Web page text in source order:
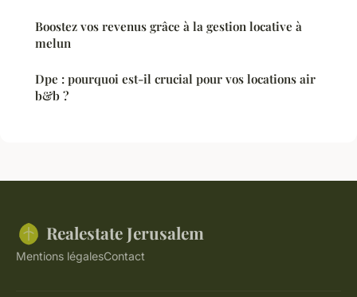
Boostez vos revenus grâce à la gestion locative à
melun
Dpe : pourquoi est-il crucial pour vos locations air
b&b ?
Realestate Jerusalem
Mentions légalesContact